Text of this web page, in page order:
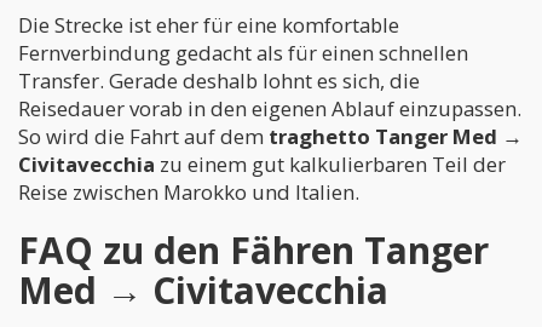
Die Strecke ist eher für eine komfortable
Fernverbindung gedacht als für einen schnellen
Transfer. Gerade deshalb lohnt es sich, die
Reisedauer vorab in den eigenen Ablauf einzupassen.
So wird die Fahrt auf dem traghetto Tanger Med →
Civitavecchia zu einem gut kalkulierbaren Teil der
Reise zwischen Marokko und Italien.
FAQ zu den Fähren Tanger
Med → Civitavecchia